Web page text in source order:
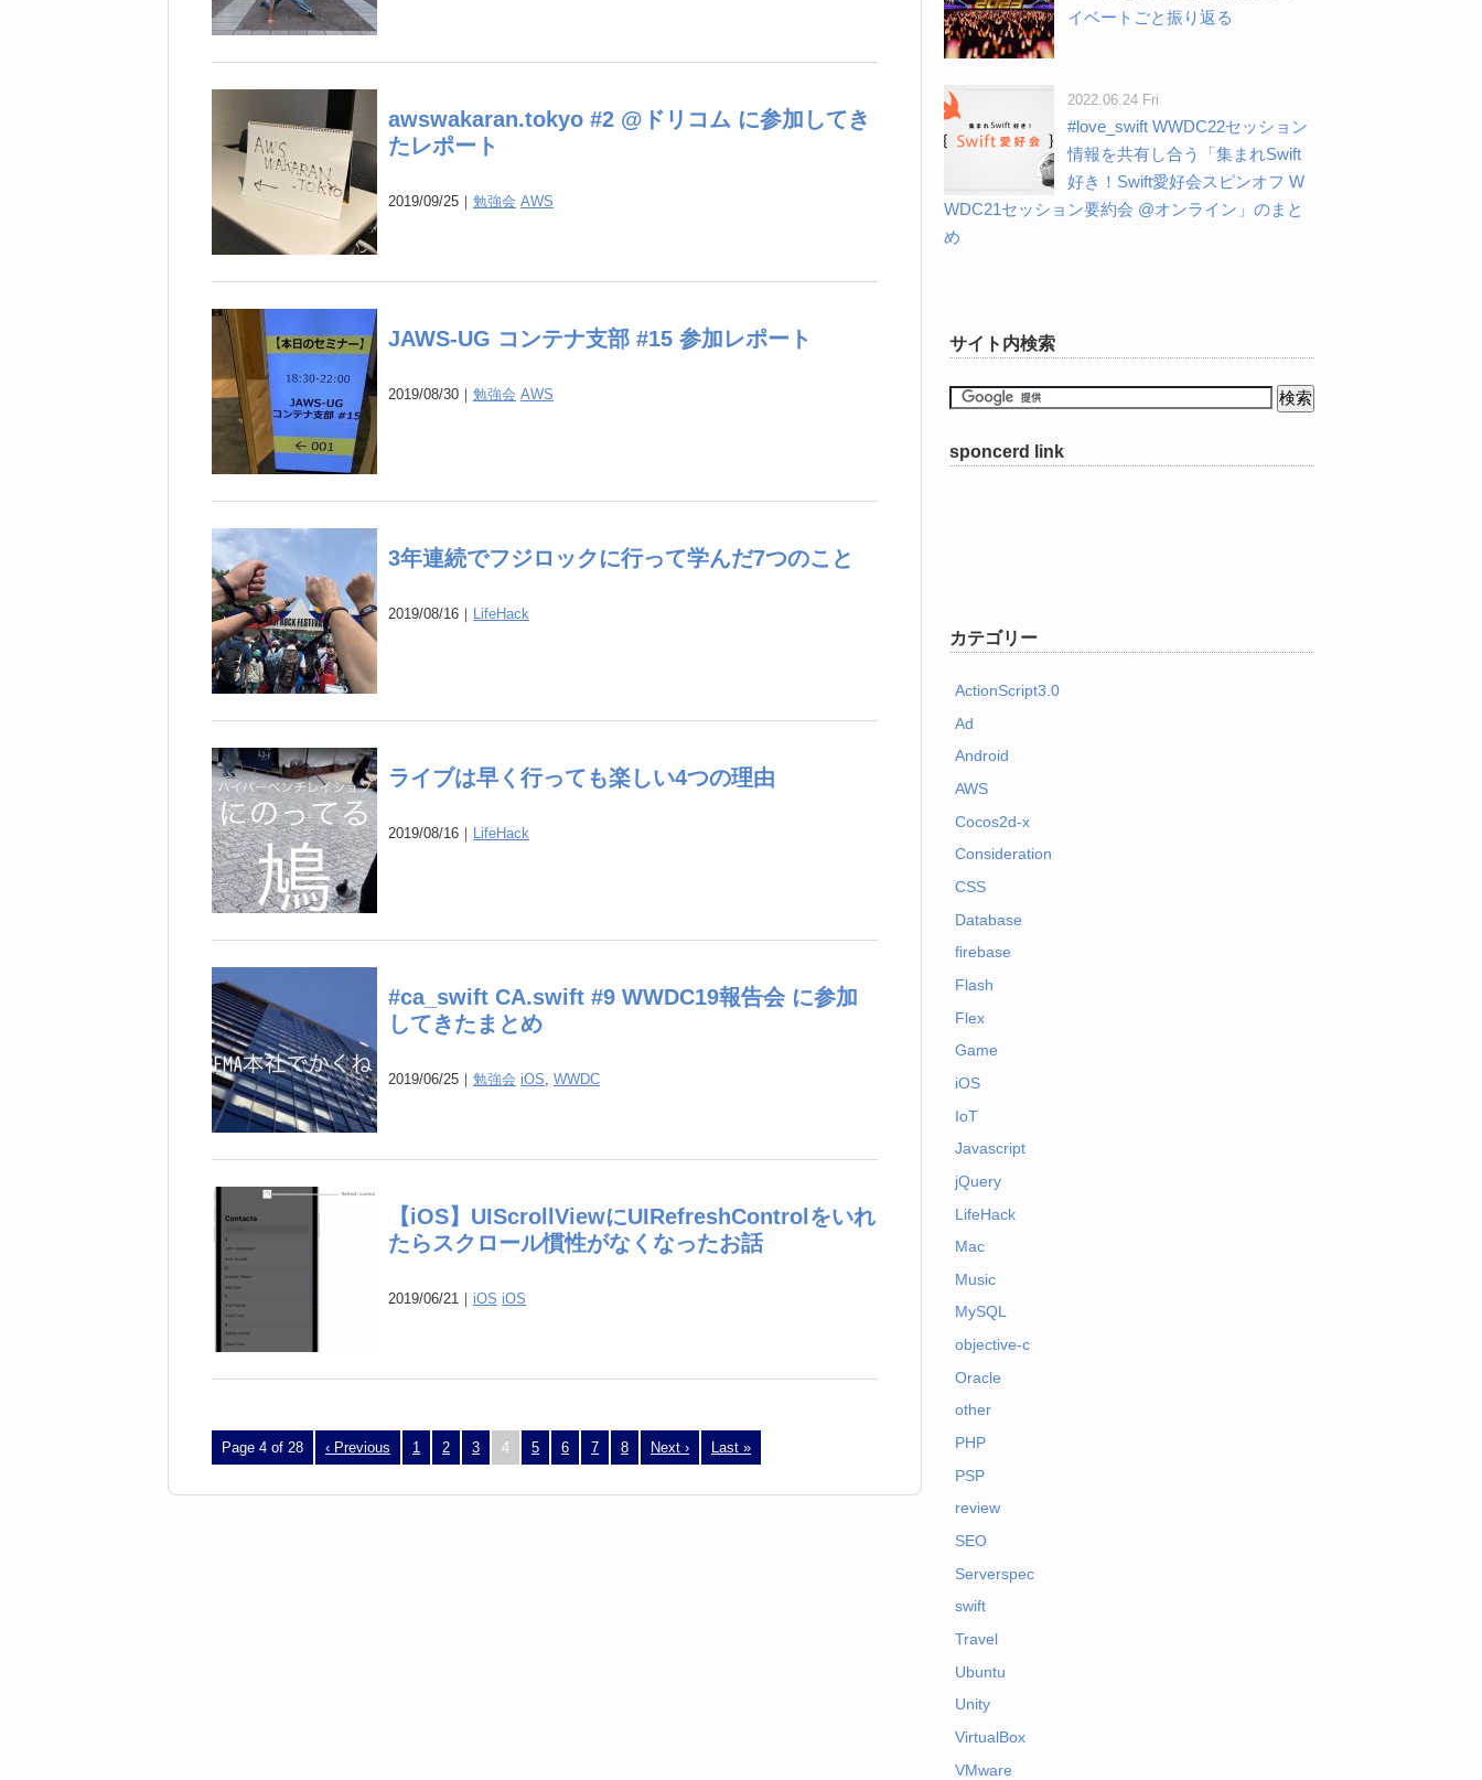
awswakaran.​tokyo #2 @ドリコム に参加してき
たレポート
2019/09/25｜ 勉強会 AWS
JAWS-UG コンテナ支部 #15 参加レポート
2019/08/30｜ 勉強会 AWS
3年連続でフジロックに行って学んだ7つのこと
2019/08/16｜ LifeHack
ライブは早く行っても楽しい4つの理由
2019/08/16｜ LifeHack
#ca_swift CA.swift #9 WWDC19報告会 に参加
してきたまとめ
2019/06/25｜ 勉強会 iOS, WWDC
【iOS】UIScrollViewにUIRefreshControlをいれ
たらスクロール慣性がなくなったお話
2019/06/21｜ iOS iOS
Page 4 of 28 ‹ Previous 1 2 3 4 5 6 7 8 Next › Last »
イベートごと振り返る
2022.06.24 Fri
#love_swift WWDC22セッション
情報を共有し合う「集まれSwift
好き！Swift愛好会スピンオフ W
WDC21セッション要約会 @オンライン」のまと
め
サイト内検索
sponcerd link
カテゴリー
ActionScript3.0
Ad
Android
AWS
Cocos2d-x
Consideration
CSS
Database
firebase
Flash
Flex
Game
iOS
IoT
Javascript
jQuery
LifeHack
Mac
Music
MySQL
objective-c
Oracle
other
PHP
PSP
review
SEO
Serverspec
swift
Travel
Ubuntu
Unity
VirtualBox
VMware